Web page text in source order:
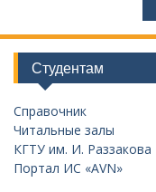
Студентам
Справочник
Читальные залы
КГТУ им. И. Раззакова
Портал ИС «AVN»